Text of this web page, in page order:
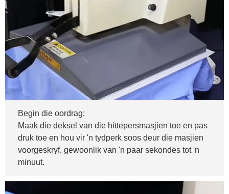
Begin die oordrag:
Maak die deksel van die hittepersmasjien toe en pas
druk toe en hou vir 'n tydperk soos deur die masjien
voorgeskryf, gewoonlik van 'n paar sekondes tot 'n
minuut.